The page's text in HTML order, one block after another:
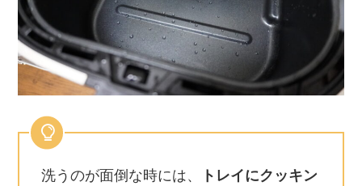
洗うのが面倒な時には、
トレイにクッキン